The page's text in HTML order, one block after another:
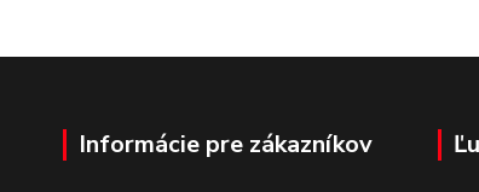
Informácie pre zákazníkov